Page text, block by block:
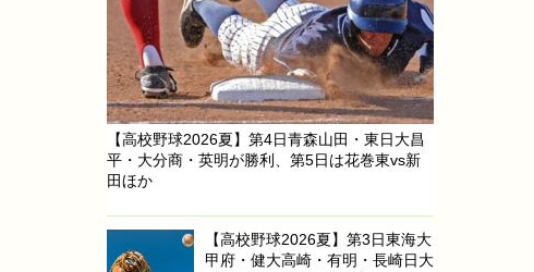
【高校野球2026夏】第4日青森山田・東日大昌
平・大分商・英明が勝利、第5日は花巻東vs新
田ほか
【高校野球2026夏】第3日東海大
甲府・健大高崎・有明・長崎日大